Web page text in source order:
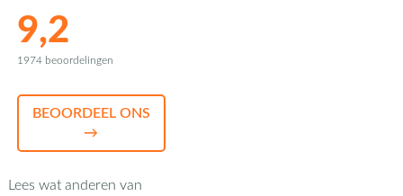
9,2
1974 beoordelingen
BEOORDEEL ONS
→
Lees wat anderen van